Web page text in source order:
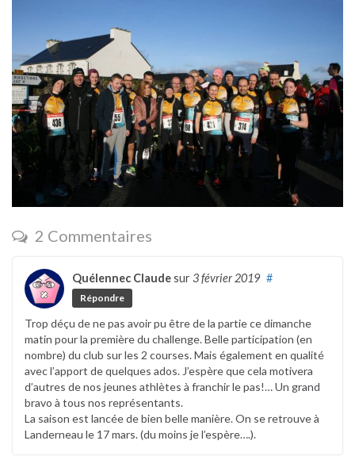
2 Commentaires
Quélennec Claudesur 3 février 2019 #
Répondre
Trop déçu de ne pas avoir pu être de la partie ce dimanche
matin pour la première du challenge. Belle participation (en
nombre) du club sur les 2 courses. Mais également en qualité
avec l’apport de quelques ados. J’espère que cela motivera
d’autres de nos jeunes athlètes à franchir le pas!… Un grand
bravo à tous nos représentants.
La saison est lancée de bien belle manière. On se retrouve à
Landerneau le 17 mars. (du moins je l’espère….).